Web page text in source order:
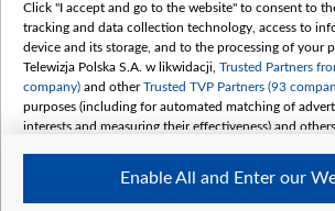
Жэстачайшы мульт
Belsat English
Biełsat PL
Белсат Now
Белсат History
Белсат Music
Белсат Doc
Click "I accept and go to the website" to consent to
tracking and data collection technology, access to
device and its storage, and to the processing of your
Telewizja Polska S.A. w likwidacji, Trusted Partners
company) and otherTrusted TVP Partners (93
purposes (including for automated matching of
interests and measuring their effectiveness) and
The purposes of processing your data by TVP S.A. w
follows:
Enable All and Enter our